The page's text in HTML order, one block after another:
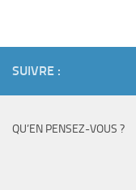
SUIVRE :
QU’EN PENSEZ-VOUS ?